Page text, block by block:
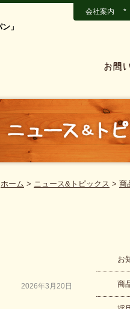
会社案内 *
ホーム > ニュース&トピックス > 商
2026年3月20日
お
商